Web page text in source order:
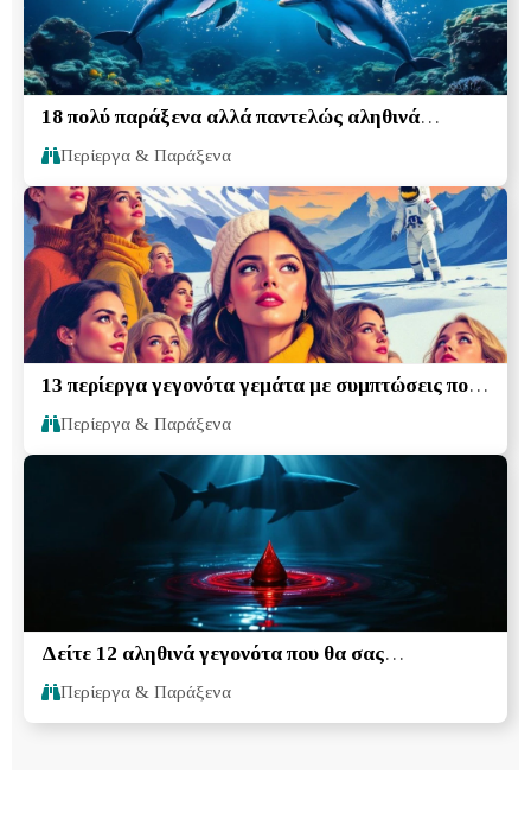
18 πολύ παράξενα αλλά παντελώς αληθινά
γεγονότα που θα σας εκπλήξουν
Περίεργα & Παράξενα
13 περίεργα γεγονότα γεμάτα με συμπτώσεις που
οι περισσότεροι άνθρωποι δεν γνωρίζουν
Περίεργα & Παράξενα
Δείτε 12 αληθινά γεγονότα που θα σας
εντυπωσιάσουν
Περίεργα & Παράξενα